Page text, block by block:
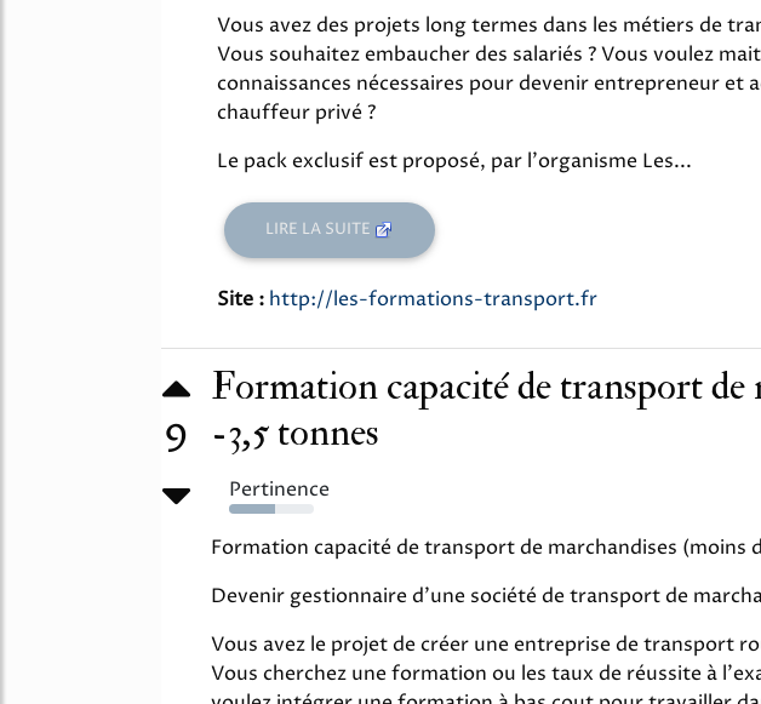
Vous avez des projets long termes dans les métiers de
Vous souhaitez embaucher des salariés ? Vous voulez
connaissances nécessaires pour devenir entrepreneur et
chauffeur privé ?
Le pack exclusif est proposé, par l'organisme Les...
LIRE LA SUITE
Site : http://les-formations-transport.fr
9
Formation capacité de transport de
-3,5 tonnes
Pertinence
54%
Formation capacité de transport de marchandises (moins
Devenir gestionnaire d'une société de transport de
Vous avez le projet de créer une entreprise de transport
Vous cherchez une formation ou les taux de réussite à